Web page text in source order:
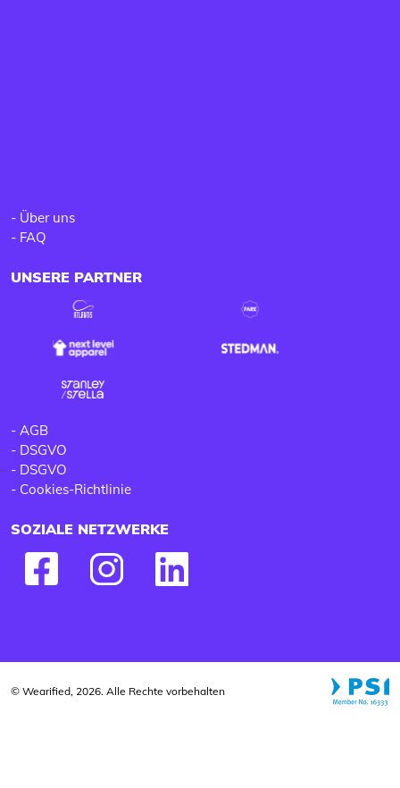
- Über uns
- FAQ
UNSERE PARTNER
- AGB
- DSGVO
- DSGVO
- Cookies-Richtlinie
SOZIALE NETZWERKE
© Wearified, 2026. Alle Rechte vorbehalten